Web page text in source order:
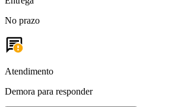
No prazo
Atendimento
Demora para responder